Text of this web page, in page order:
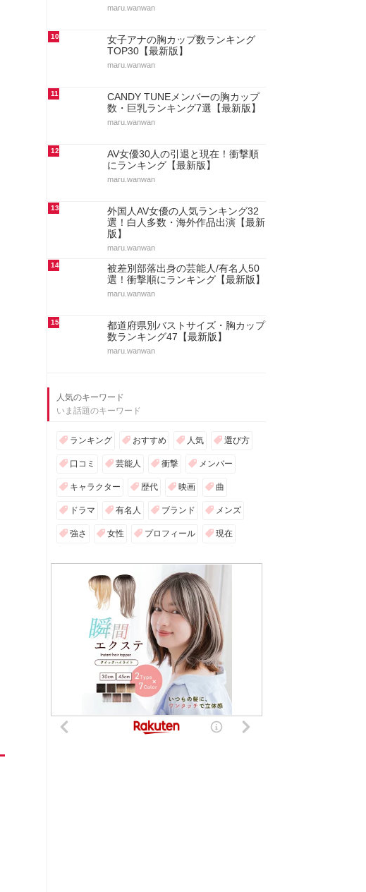
maru.wanwan
10
女子アナの胸カップ数ランキング
TOP30【最新版】
maru.wanwan
11
CANDY TUNEメンバーの胸カップ
数・巨乳ランキング7選【最新版】
maru.wanwan
12
AV女優30人の引退と現在！衝撃順
にランキング【最新版】
maru.wanwan
13
外国人AV女優の人気ランキング32
選！白人多数・海外作品出演【最新
版】
maru.wanwan
14
被差別部落出身の芸能人/有名人50
選！衝撃順にランキング【最新版】
maru.wanwan
15
都道府県別バストサイズ・胸カップ
数ランキング47【最新版】
maru.wanwan
人気のキーワード
いま話題のキーワード
ランキング おすすめ 人気 選び方
口コミ 芸能人 衝撃 メンバー
キャラクター 歴代 映画 曲
ドラマ 有名人 ブランド メンズ
強さ 女性 プロフィール 現在